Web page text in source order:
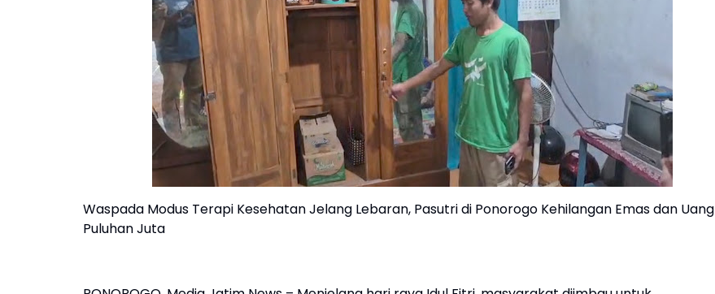
Waspada Modus Terapi Kesehatan Jelang Lebaran, Pasutri di Ponorogo Kehilangan Emas dan Uang
Puluhan Juta